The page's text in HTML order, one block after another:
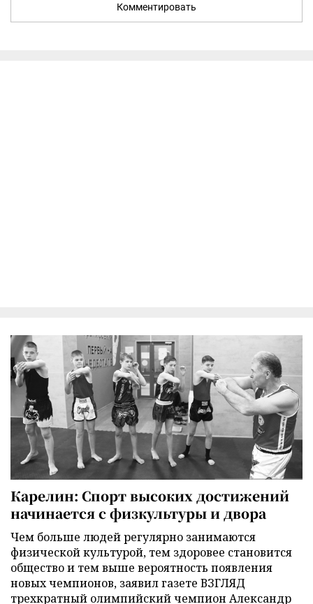
Комментировать
Карелин: Спорт высоких достижений
начинается с физкультуры и двора
Чем больше людей регулярно занимаются
физической культурой, тем здоровее становится
общество и тем выше вероятность появления
новых чемпионов, заявил газете ВЗГЛЯД
трехкратный олимпийский чемпион Александр